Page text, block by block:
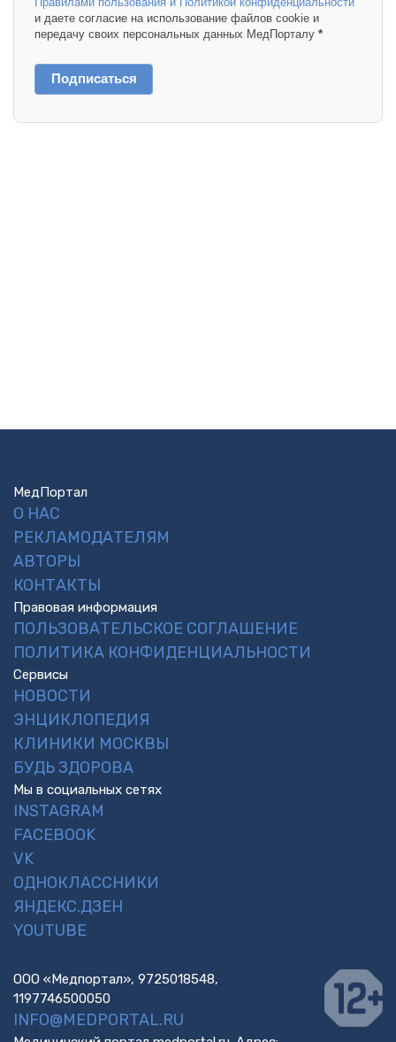
и даете согласие на использование файлов cookie и
передачу своих персональных данных МедПорталу *
Подписаться
МедПортал
О НАС
РЕКЛАМОДАТЕЛЯМ
АВТОРЫ
КОНТАКТЫ
Правовая информация
ПОЛЬЗОВАТЕЛЬСКОЕ СОГЛАШЕНИЕ
ПОЛИТИКА КОНФИДЕНЦИАЛЬНОСТИ
Сервисы
НОВОСТИ
ЭНЦИКЛОПЕДИЯ
КЛИНИКИ МОСКВЫ
БУДЬ ЗДОРОВА
Мы в социальных сетях
INSTAGRAM
FACEBOOK
VK
ОДНОКЛАССНИКИ
ЯНДЕКС.ДЗЕН
YOUTUBE
ООО «Медпортал», 9725018548,
1197746500050
INFO@MEDPORTAL.RU